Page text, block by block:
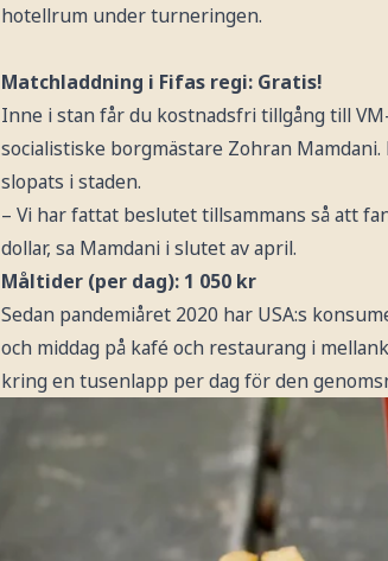
hotellrum under turneringen.
Matchladdning i Fifas regi: Gratis!
Inne i stan får du kostnadsfri tillgång till
socialistiske borgmästare Zohran
slopats i staden.
– Vi har fattat beslutet tillsammans så att
dollar, sa Mamdani i slutet av april.
Måltider (per dag): 1 050 kr
Sedan pandemiåret 2020 har USA:s
och middag på kafé och restaurang i
kring en tusenlapp per dag för den